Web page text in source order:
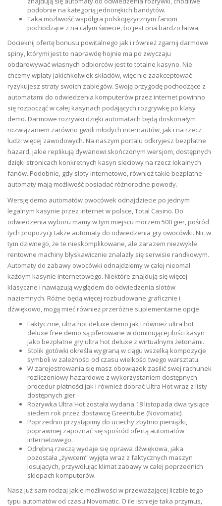
podobnie na kategorią jednorękich bandytów.
Taka możliwość współgra polskojęzycznym fanom
pochodzące z na całym świecie, bo jest ona bardzo łatwa.
Docieknij ofertę bonusu powitalnego jak i również zgarnij darmowe
spiny, którymi jest to naprawdę hojnie ma po zwyczaju
obdarowywać własnych odbiorców jest to totalne kasyno. Nie
chcemy wpłaty jakichkolwiek składów, więc nie zaakceptować
ryzykujesz straty swoich zabiegów. Swoją przygodę pochodzące z
automatami do odwiedzenia komputerów przez internet powinno
się rozpocząć w całej kasynach podających rozgrywkę po klasy
demo. Darmowe rozrywki dzięki automatach będą doskonałym
rozwiązaniem zarówno gwoli młodych internautów, jak i na rzecz
ludzi więcej zawodowych. Na naszym portalu odkryjesz bezpłatne
hazard, jakie replikują dywanowi skończonym wersjom, dostępnych
dzięki stronicach konkretnych kasyn sieciowy na rzecz lokalnych
fanów. Podobnie, gdy sloty internetowe, również takie bezpłatne
automaty mają możliwość posiadać różnorodne powody.
Wersję demo automatów owocówek odnajdziecie po jednym
legalnym kasynie przez internet w polsce, Total Casino. Do
odwiedzenia wyboru mamy w tym miejscu morzem 500 gier, pośród
tych propozycji także automaty do odwiedzenia gry owocówki. Nic w
tym dziwnego, że te nieskomplikowane, ale zarazem niezwykle
rentowne machiny błyskawicznie znalazły się serwisie randkowym.
Automaty do zabawy owocówki odnajdziemy w całej nieomal
każdym kasynie internetowego. Niektóre znajdują się więcej
klasyczne i nawiązują wyglądem do odwiedzenia slotów
naziemnych. Różne będą więcej rozbudowane graficznie i
dźwiękowo, mogą mieć również przeróżne suplementarne opcje.
Faktycznie, ultra hot deluxe demo jak i również ultra hot
deluxe free demo są pferowane w dominującej ilości kasyn
jako bezpłatne gry ultra hot deluxe z wirtualnymi żetonami.
Stolik gotówki określa wygraną w ciągu wszelką kompozycje
symboli w zależności od czasu wielkości twego warsztatu.
W zarejestrowania się masz obowiązek zasilić swej rachunek
rozliczeniowy hazardowe z wykorzystaniem dostępnych
procedur płatności jak i również dobrać Ultra Hot wraz z listy
dostępnych gier.
Rozrywka Ultra Hot została wydana 18 listopada dwa tysiące
siedem rok przez dostawcę Greentube (Novomatic).
Poprzednio przystąpimy do uciechy zbytnio pieniążki,
poprawniej zapoznać się spośród ofertą automatów
internetowego.
Odrębną rzeczą wydaje się oprawa dźwiękowa, jaka
pozostała „żywcem” wyjęta wraz z faktycznych maszyn
losujących, przywołując klimat zabawy w całej poprzednich
sklepach komputerów.
Nasz już sam rodzaj jakie możliwości w przeważającej liczbie tego
typu automatów od czasu Novomatic. O ile istnieje taka przymus,